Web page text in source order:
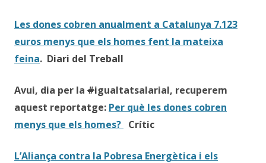
Les dones cobren anualment a Catalunya 7.123
euros menys que els homes fent la mateixa
feina. Diari del Treball
Avui, dia per la #igualtatsalarial, recuperem
aquest reportatge: Per què les dones cobren
menys que els homes? Crític
L’Aliança contra la Pobresa Energètica i els